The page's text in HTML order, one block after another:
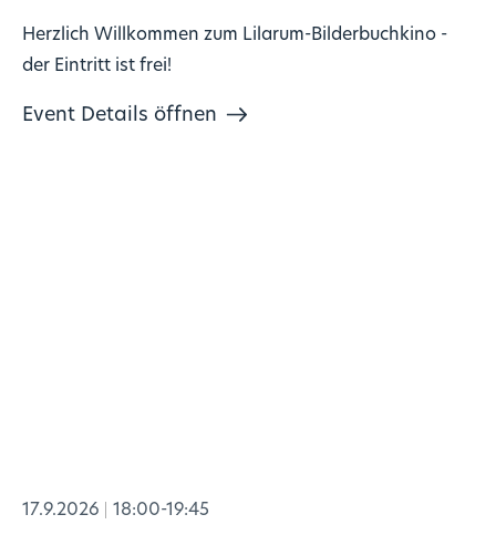
Herzlich Willkommen zum Lilarum-Bilderbuchkino -
der Eintritt ist frei!
Event Details öffnen
17.9.2026 18:00-19:45